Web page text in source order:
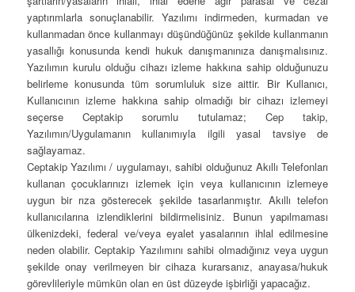
yaptırımlarla sonuçlanabilir. Yazılımı indirmeden, kurmadan ve
kullanmadan önce kullanmayı düşündüğünüz şekilde kullanmanın
yasallığı konusunda kendi hukuk danışmanınıza danışmalısınız.
Yazılımın kurulu olduğu cihazı izleme hakkına sahip olduğunuzu
belirleme konusunda tüm sorumluluk size aittir. Bir Kullanıcı,
Kullanıcının izleme hakkına sahip olmadığı bir cihazı izlemeyi
seçerse Ceptakip sorumlu tutulamaz; Cep takip,
Yazılımın/Uygulamanın kullanımıyla ilgili yasal tavsiye de
sağlayamaz.
Ceptakip Yazılımı / uygulamayı, sahibi olduğunuz Akıllı Telefonları
kullanan çocuklarınızı izlemek için veya kullanıcının izlemeye
uygun bir rıza gösterecek şekilde tasarlanmıştır. Akıllı telefon
kullanıcılarına izlendiklerini bildirmelisiniz. Bunun yapılmaması
ülkenizdeki, federal ve/veya eyalet yasalarının ihlal edilmesine
neden olabilir. Ceptakip Yazılımını sahibi olmadığınız veya uygun
şekilde onay verilmeyen bir cihaza kurarsanız, anayasa/hukuk
görevlileriyle mümkün olan en üst düzeyde işbirliği yapacağız.